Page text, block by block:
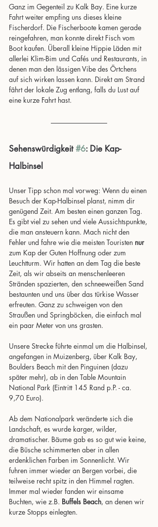
Ganz im Gegenteil zu Kalk Bay. Eine kurze
Fahrt weiter empfing uns dieses kleine
Fischerdorf. Die Fischerboote kamen gerade
reingefahren, man konnte direkt Fisch vom
Boot kaufen. Überall kleine Hippie Läden mit
allerlei Klim-Bim und Cafés und Restaurants, in
denen man den lässigen Vibe des Örtchens
auf sich wirken lassen kann. Direkt am Strand
fährt der lokale Zug entlang, falls du Lust auf
eine kurze Fahrt hast.
Sehenswürdigkeit #6: Die Kap-
Halbinsel
Unser Tipp schon mal vorweg: Wenn du einen
Besuch der Kap-Halbinsel planst, nimm dir
genügend Zeit. Am besten einen ganzen Tag.
Es gibt viel zu sehen und viele Aussichtspunkte,
die man ansteuern kann. Mach nicht den
Fehler und fahre wie die meisten Touristen nur
zum Kap der Guten Hoffnung oder zum
Leuchtturm. Wir hatten an dem Tag die beste
Zeit, als wir abseits an menschenleeren
Stränden spazierten, den schneeweißen Sand
bestaunten und uns über das türkise Wasser
erfreuten. Ganz zu schweigen von den
Straußen und Springböcken, die einfach mal
ein paar Meter von uns grasten.
Unsere Strecke führte einmal um die Halbinsel,
angefangen in Muizenberg, über Kalk Bay,
Boulders Beach mit den Pinguinen (dazu
später mehr), ab in den Table Mountain
National Park (Eintritt 145 Rand p.P. - ca.
9,70 Euro).
Ab dem Nationalpark veränderte sich die
Landschaft, es wurde karger, wilder,
dramatischer. Bäume gab es so gut wie keine,
die Büsche schimmerten aber in allen
erdenklichen Farben im Sonnenlicht. Wir
fuhren immer wieder an Bergen vorbei, die
teilweise recht spitz in den Himmel ragten.
Immer mal wieder fanden wir einsame
Buchten, wie z.B. Buffels Beach, an denen wir
kurze Stopps einlegten.